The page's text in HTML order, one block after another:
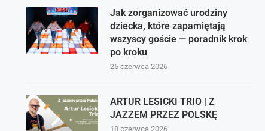
Jak zorganizować urodziny
dziecka, które zapamiętają
wszyscy goście — poradnik krok
po kroku
25 czerwca 2026
ARTUR LESICKI TRIO | Z
JAZZEM PRZEZ POLSKĘ
18 czerwca 2026